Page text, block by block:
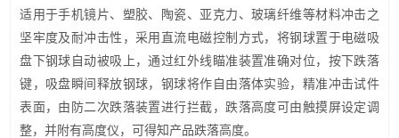
适用于手机镜片、塑胶、陶瓷、亚克力、玻璃纤维等材料冲击之
坚牢度及耐冲击性，采用直流电磁控制方式，将钢球置于电磁吸
盘下钢球自动被吸上，通过红外线瞄准装置准确对位，按下跌落
键，吸盘瞬间释放钢球，钢球将作自由落体实验，精准冲击试件
表面，由防二次跌落装置进行拦截，跌落高度可由触摸屏设定调
整，并附有高度仪，可得知产品跌落高度。